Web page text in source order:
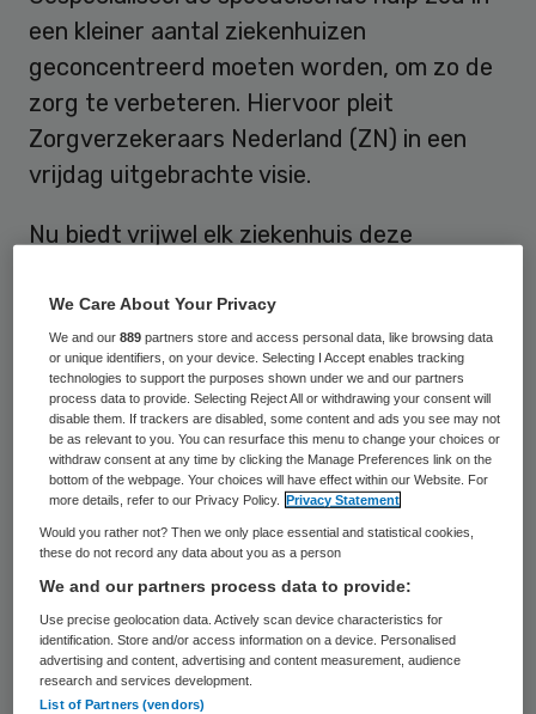
een kleiner aantal ziekenhuizen
geconcentreerd moeten worden, om zo de
zorg te verbeteren. Hiervoor pleit
Zorgverzekeraars Nederland (ZN) in een
vrijdag uitgebrachte visie.
Nu biedt vrijwel elk ziekenhuis deze
optimaal of bijvoorbeeld niet ’s nachts.
Hierdoor krijgen patiënten soms niet de
optimale zorg of moeten ze worden
doorgestuurd naar een ander ziekenhuis en
loopt de behandeling vertraging op.
Beste zorg
Als er een kleiner aantal ziekenhuizen wordt
uitgerust met de beste apparatuur en de
juiste deskundigen, kunnen patiënten die
acuut hulp nodig hebben direct daarheen
We Care About Your Privacy
We and our889 partners store and access personal data, like browsing data
or unique identifiers, on your device. Selecting I Accept enables tracking
technologies to support the purposes shown under we and our partners
process data to provide. Selecting Reject All or withdrawing your consent will
disable them. If trackers are disabled, some content and ads you see may not
be as relevant to you. You can resurface this menu to change your choices or
withdraw consent at any time by clicking the Manage Preferences link on the
bottom of the webpage. Your choices will have effect within our Website. For
more details, refer to our Privacy Policy.
Privacy Statement
Would you rather not? Then we only place essential and statistical cookies,
these do not record any data about you as a person
We and our partners process data to provide:
Use precise geolocation data. Actively scan device characteristics for
identification. Store and/or access information on a device. Personalised
advertising and content, advertising and content measurement, audience
research and services development.
List of Partners (vendors)